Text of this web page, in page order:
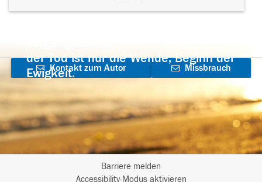
der Tod ist nur die Wende, Beginn der
Ewigkeit.
Kontakt zum Autor
aufnehmen
Missbrauch
Barriere melden
Accessibility-Modus aktivieren